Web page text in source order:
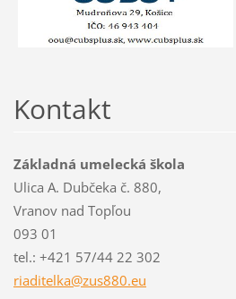
Kontakt
Základná umelecká škola
Ulica A. Dubčeka č. 880,
Vranov nad Topľou
093 01
tel.: +421 57/44 22 302
riaditelka@zus880.eu